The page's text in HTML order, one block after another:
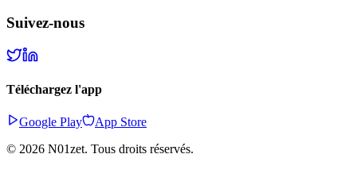
Suivez-nous
Téléchargez l'app
Google Play
App Store
© 2026 N01zet. Tous droits réservés.